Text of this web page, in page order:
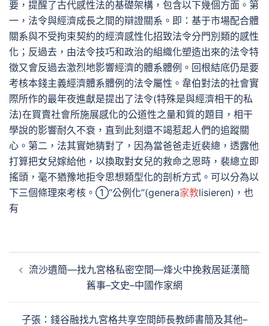
要，提醒了古代感性法的基礎架構，包含以下幾個方面。第
一，法令與經濟成長之間的辯證關系。即：基于市場配合體
關系與不受拘束契約的經濟感性化招致法令分門別類的感性
化；反過去，由法令技巧和政治的組織化塑造出來的法令特
徵又會反過去激烈地影響經濟的體系體例。回根結底仍是要
考核本錢主義經濟體系體例的法令屬性。韋伯對法的社會實
際所作的最年夜進獻是提出了法令(特殊是與經濟相干的私
法)在買賣社會所施展感化的公道性之量和質的題目，相干
學說的影響耐久不衰，直到此刻還不竭惹起人們的追蹤關
心。第二，法其實她猜對了，因為當爸爸走近裴總，透露他
打算把女兒嫁給他，以換取對女兒的救命之恩時，裴總立即
搖頭，毫不猶豫地拒令思想類型化的剖析方式。可以分為以
下三個條理來考核。①“公例化”(genera家教lisieren)，也
有
章 流沙遺簡—找九宮格私密空間—烽火中挽救居延漢簡
舊事–文史–中國作家網
子張：錢谷融找九宮格共享空間師長教師書簡及其他–